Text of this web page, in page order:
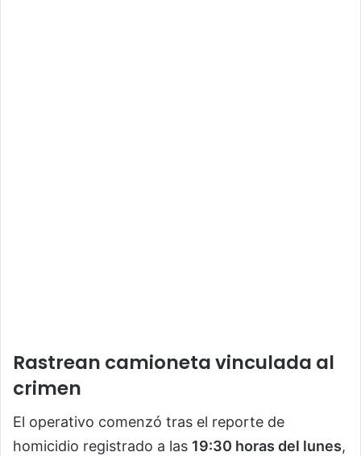
Rastrean camioneta vinculada al
crimen
El operativo comenzó tras el reporte de
homicidio registrado a las 19:30 horas del lunes,